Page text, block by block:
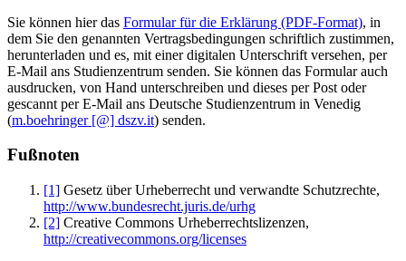
Sie können hier das Formular für die Erklärung (PDF-Format), in
dem Sie den genannten Vertragsbedingungen schriftlich zustimmen,
herunterladen und es, mit einer digitalen Unterschrift versehen, per
E-Mail ans Studienzentrum senden. Sie können das Formular auch
ausdrucken, von Hand unterschreiben und dieses per Post oder
gescannt per E-Mail ans Deutsche Studienzentrum in Venedig
(m.boehringer [@] dszv.it) senden.
Fußnoten
[1] Gesetz über Urheberrecht und verwandte Schutzrechte,
http://www.bundesrecht.juris.de/urhg
[2] Creative Commons Urheberrechtslizenzen,
http://creativecommons.org/licenses